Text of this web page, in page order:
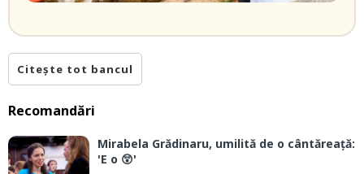
Citește tot bancul
Recomandări
Mirabela Grădinaru, umilită de o cântăreață:
'E o 😲'